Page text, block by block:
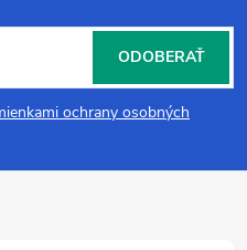
ochrany osobných
ODOBERAŤ